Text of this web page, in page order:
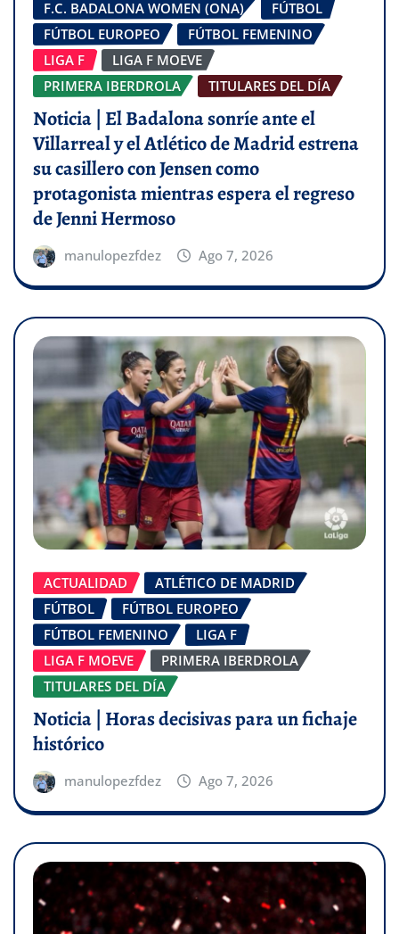
F.C. BADALONA WOMEN (ONA)
FÚTBOL
FÚTBOL EUROPEO
FÚTBOL FEMENINO
LIGA F
LIGA F MOEVE
PRIMERA IBERDROLA
TITULARES DEL DÍA
Noticia | El Badalona sonríe ante el
Villarreal y el Atlético de Madrid estrena
su casillero con Jensen como
protagonista mientras espera el regreso
de Jenni Hermoso
manulopezfdez Ago 7, 2026
ACTUALIDAD
ATLÉTICO DE MADRID
FÚTBOL
FÚTBOL EUROPEO
FÚTBOL FEMENINO
LIGA F
LIGA F MOEVE
PRIMERA IBERDROLA
TITULARES DEL DÍA
Noticia | Horas decisivas para un fichaje
histórico
manulopezfdez Ago 7, 2026